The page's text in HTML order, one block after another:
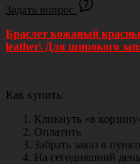
Задать вопрос
Браслет кожаный
leather\ Для широкого
Как купить:
Кликнуть «в
Оплатить
Забрать заказ в
На сегодняшний